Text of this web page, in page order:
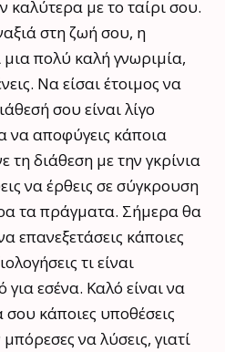
καλύτερα με το ταίρι σου.
στη ζωή σου, η
πολύ καλή γνωριμία,
Να είσαι έτοιμος να
σου είναι λίγο
να αποφύγεις κάποια
διάθεση με την γκρίνια
να έρθεις σε σύγκρουση
τα πράγματα. Σήμερα θα
επανεξετάσεις κάποιες
τι είναι
εσένα. Καλό είναι να
κάποιες υποθέσεις
να λύσεις, γιατί